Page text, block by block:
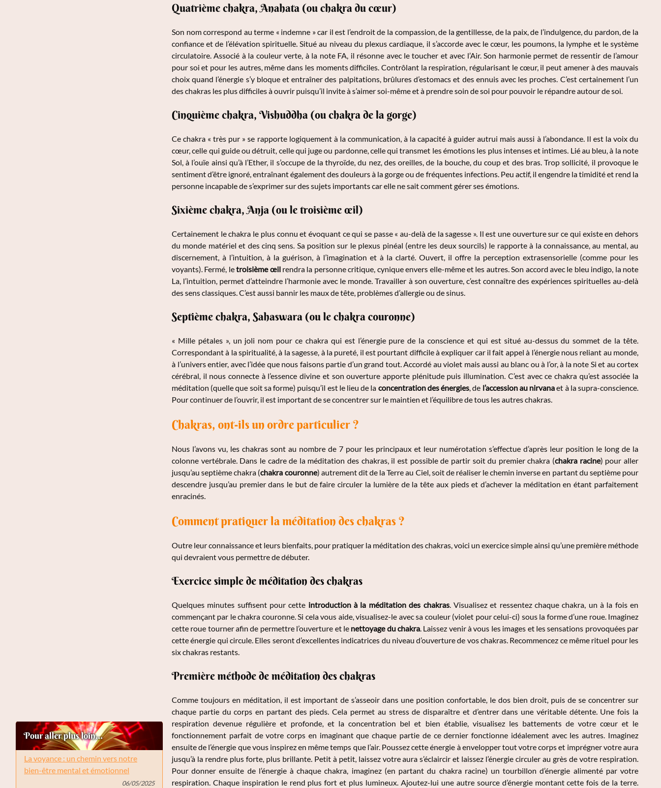
Pour aller plus loin...
La voyance : un chemin vers notre
bien-être mental et émotionnel
06/05/2025
Quatrième chakra, Anahata (ou chakra du cœur)
Son nom correspond au terme « indemne » car il est l’endroit de la compassion, de la gentillesse, de la paix, de l’indulgence, du pardon, de la
confiance et de l’élévation spirituelle. Situé au niveau du plexus cardiaque, il s’accorde avec le cœur, les poumons, la lymphe et le système
circulatoire. Associé à la couleur verte, à la note FA, il résonne avec le toucher et avec l’Air. Son harmonie permet de ressentir de l’amour
pour soi et pour les autres, même dans les moments difficiles. Contrôlant la respiration, régularisant le cœur, il peut amener à des mauvais
choix quand l’énergie s’y bloque et entraîner des palpitations, brûlures d’estomacs et des ennuis avec les proches. C’est certainement l’un
des chakras les plus difficiles à ouvrir puisqu’il invite à s’aimer soi-même et à prendre soin de soi pour pouvoir le répandre autour de soi.
Cinquième chakra, Vishuddha (ou chakra de la gorge)
Ce chakra « très pur » se rapporte logiquement à la communication, à la capacité à guider autrui mais aussi à l’abondance. Il est la voix du
cœur, celle qui guide ou détruit, celle qui juge ou pardonne, celle qui transmet les émotions les plus intenses et intimes. Lié au bleu, à la note
Sol, à l’ouïe ainsi qu’à l’Ether, il s’occupe de la thyroïde, du nez, des oreilles, de la bouche, du coup et des bras. Trop sollicité, il provoque le
sentiment d’être ignoré, entraînant également des douleurs à la gorge ou de fréquentes infections. Peu actif, il engendre la timidité et rend la
personne incapable de s’exprimer sur des sujets importants car elle ne sait comment gérer ses émotions.
Sixième chakra, Anja (ou le troisième œil)
Certainement le chakra le plus connu et évoquant ce qui se passe « au-delà de la sagesse ». Il est une ouverture sur ce qui existe en dehors
du monde matériel et des cinq sens. Sa position sur le plexus pinéal (entre les deux sourcils) le rapporte à la connaissance, au mental, au
discernement, à l’intuition, à la guérison, à l’imagination et à la clarté. Ouvert, il offre la perception extrasensorielle (comme pour les
voyants). Fermé, letroisième œilrendra la personne critique, cynique envers elle-même et les autres. Son accord avec le bleu indigo, la note
La, l’intuition, permet d’atteindre l’harmonie avec le monde. Travailler à son ouverture, c’est connaître des expériences spirituelles au-delà
des sens classiques. C’est aussi bannir les maux de tête, problèmes d’allergie ou de sinus.
Septième chakra, Sahaswara (ou le chakra couronne)
« Mille pétales », un joli nom pour ce chakra qui est l’énergie pure de la conscience et qui est situé au-dessus du sommet de la tête.
Correspondant à la spiritualité, à la sagesse, à la pureté, il est pourtant difficile à expliquer car il fait appel à l’énergie nous reliant au monde,
à l’univers entier, avec l’idée que nous faisons partie d’un grand tout. Accordé au violet mais aussi au blanc ou à l’or, à la note Si et au cortex
cérébral, il nous connecte à l’essence divine et son ouverture apporte plénitude puis illumination. C’est avec ce chakra qu’est associée la
méditation (quelle que soit sa forme) puisqu’il est le lieu de la concentration des énergies , de l’accession au nirvanaet à la supra-conscience.
Pour continuer de l’ouvrir, il est important de se concentrer sur le maintien et l’équilibre de tous les autres chakras.
Chakras, ont-ils un ordre particulier ?
Nous l’avons vu, les chakras sont au nombre de 7 pour les principaux et leur numérotation s’effectue d’après leur position le long de la
colonne vertébrale. Dans le cadre de la méditation des chakras, il est possible de partir soit du premier chakra (chakra racine) pour aller
jusqu’au septième chakra (chakra couronne) autrement dit de la Terre au Ciel, soit de réaliser le chemin inverse en partant du septième pour
descendre jusqu’au premier dans le but de faire circuler la lumière de la tête aux pieds et d’achever la méditation en étant parfaitement
enracinés.
Comment pratiquer la méditation des chakras ?
Outre leur connaissance et leurs bienfaits, pour pratiquer la méditation des chakras, voici un exercice simple ainsi qu’une première méthode
qui devraient vous permettre de débuter.
Exercice simple de méditation des chakras
Quelques minutes suffisent pour cette introduction à la méditation des chakras. Visualisez et ressentez chaque chakra, un à la fois en
commençant par le chakra couronne. Si cela vous aide, visualisez-le avec sa couleur (violet pour celui-ci) sous la forme d’une roue. Imaginez
cette roue tourner afin de permettre l’ouverture et le nettoyage du chakra . Laissez venir à vous les images et les sensations provoquées par
cette énergie qui circule. Elles seront d’excellentes indicatrices du niveau d’ouverture de vos chakras. Recommencez ce même rituel pour les
six chakras restants.
Première méthode de méditation des chakras
Comme toujours en méditation, il est important de s’asseoir dans une position confortable, le dos bien droit, puis de se concentrer sur
chaque partie du corps en partant des pieds. Cela permet au stress de disparaître et d’entrer dans une véritable détente. Une fois la
respiration devenue régulière et profonde, et la concentration bel et bien établie, visualisez les battements de votre cœur et le
fonctionnement parfait de votre corps en imaginant que chaque partie de ce dernier fonctionne idéalement avec les autres. Imaginez
ensuite de l’énergie que vous inspirez en même temps que l’air. Poussez cette énergie à envelopper tout votre corps et imprégner votre aura
jusqu’à la rendre plus forte, plus brillante. Petit à petit, laissez votre aura s’éclaircir et laissez l’énergie circuler au grès de votre respiration.
Pour donner ensuite de l’énergie à chaque chakra, imaginez (en partant du chakra racine) un tourbillon d’énergie alimenté par votre
respiration. Chaque inspiration le rend plus fort et plus lumineux. Ajoutez-lui une autre source d’énergie montant cette fois de la terre.